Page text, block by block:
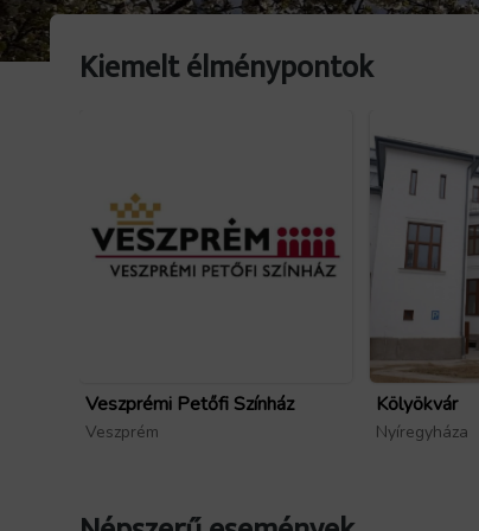
Kiemelt élménypontok
Veszprémi Petőfi Színház
Veszprém
Kölyökvár
Nyíregyháza